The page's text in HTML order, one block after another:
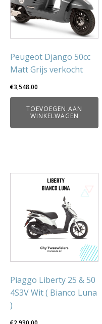
Peugeot Django 50cc
Matt Grijs verkocht
€3,548.00
TOEVOEGEN AAN
WINKELWAGEN
Piaggo Liberty 25 & 50
4S3V Wit ( Bianco Luna
)